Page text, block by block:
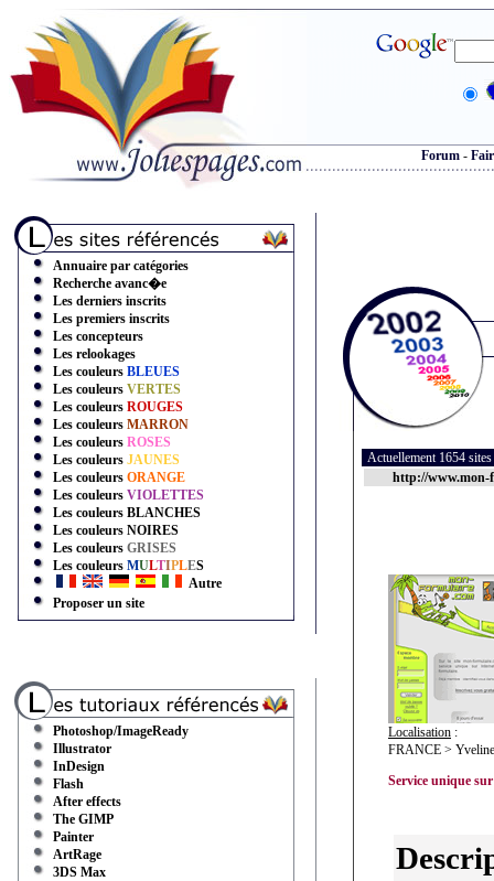
Forum -
Annuaire par catégories
Recherche avanc�e
Les derniers inscrits
Les premiers inscrits
Les concepteurs
Les relookages
Les couleurs BLEUES
Les couleurs VERTES
Les couleurs ROUGES
Les couleurs MARRON
Les couleurs ROSES
Les couleurs JAUNES
Les couleurs ORANGE
Les couleurs VIOLETTES
Les couleurs BLANCHES
Les couleurs NOIRES
Les couleurs GRISES
Les couleurs MULTIPLES
Autre
Proposer un site
Photoshop/ImageReady
Illustrator
InDesign
Flash
After effects
The GIMP
Painter
ArtRage
3DS Max
Actuellement 1654
http://www.mon-
Localisation :
FRANCE >
Service unique